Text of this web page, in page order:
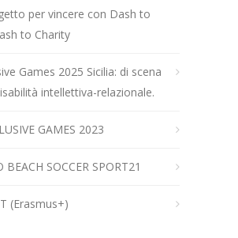
per vincere con Dash to
to Charity
Games 2025 Sicilia: di scena
intellettiva-relazionale.
GAMES 2023
BEACH SOCCER SPORT21
(Erasmus+)